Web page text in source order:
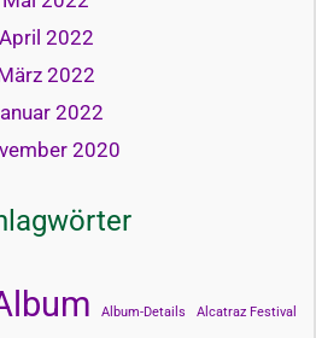
April 2022
2022
2022
2020
Album-Details Alcatraz Festival